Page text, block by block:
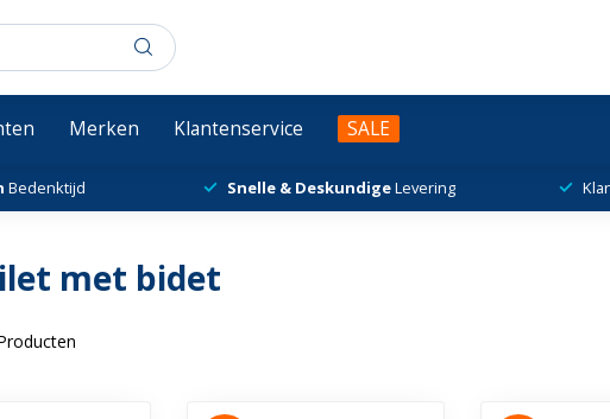
Merken Klantenservice SALE
Bedenktijd Snelle & DeskundigeLevering
met bidet